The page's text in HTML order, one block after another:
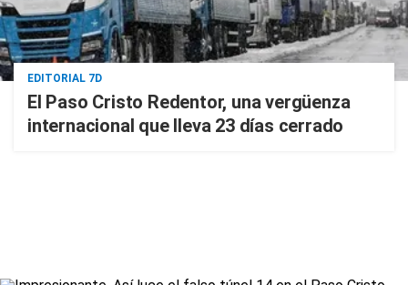
EDITORIAL 7D
El Paso Cristo Redentor, una vergüenza
internacional que lleva 23 días cerrado